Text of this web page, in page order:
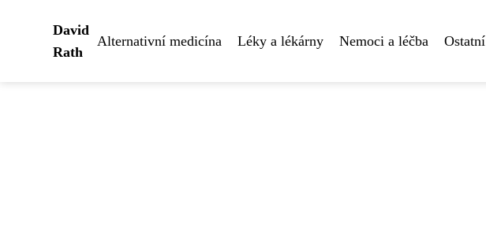
David
Rath
Alternativní medicína Léky a lékárny Nemoci a léčba Ostatní